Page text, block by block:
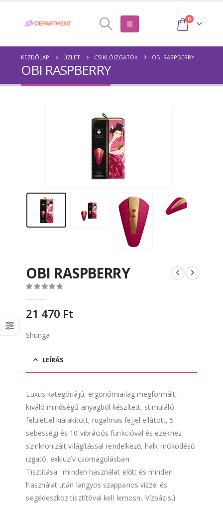
0
KEZDŐLAP ÜZLET CSIKLÓIZGATÓK OBI RASPBERRY
OBI RASPBERRY
OBI RASPBERRY
21 470 Ft
Shunga
LEÍRÁS
Luxus kategóriájú, ergonómiailag megformált,
kiváló minőségű anyagból készített, stimuláló
felülettel kialakított, rugalmas fejjel ellátott, 5
sebességi és 10 vibrációs funkcióval és ezekhez
szinkronizált világítással rendelkező, halk működésű
izgató, exkluzív csomagolásban.
Tisztítása : minden használat előtt és minden
használat után langyos szappanos vízzel és
segédeszköz tisztítóval kell lemosni. Vízbázisú